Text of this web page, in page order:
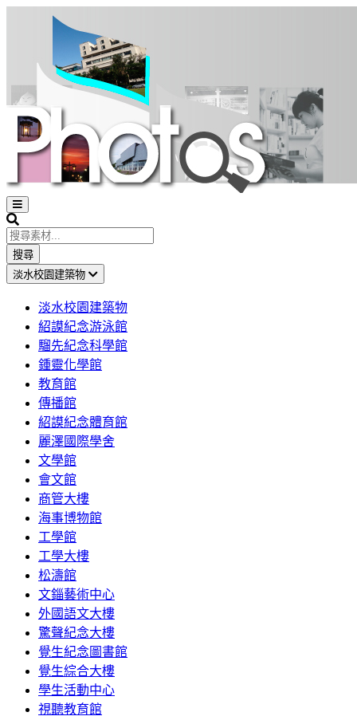
Open
sidebar
Search
搜尋
淡水校園建築物
淡水校園建築物
紹謨紀念游泳館
騮先紀念科學館
鍾靈化學館
教育館
傳播館
紹謨紀念體育館
麗澤國際學舍
文學館
會文館
商管大樓
海事博物館
工學館
工學大樓
松濤館
文錙藝術中心
外國語文大樓
驚聲紀念大樓
覺生紀念圖書館
覺生綜合大樓
學生活動中心
視聽教育館